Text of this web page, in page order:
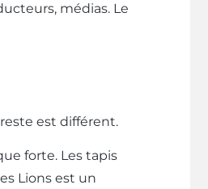
médias. Le
est différent.
forte. Les tapis
Lions est un